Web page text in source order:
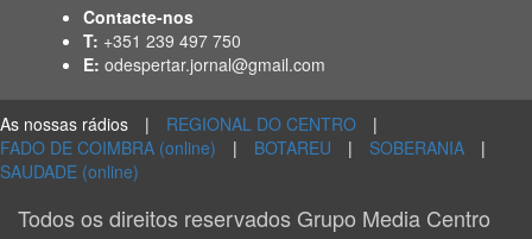
Contacte-nos
T: +351 239 497 750
E: odespertar.jornal@gmail.com
As nossas rádios | REGIONAL DO CENTRO
|
FADO DE COIMBRA (online)
| BOTAREU | SOBERANIA
|
SAUDADE (online)
Todos os direitos reservados Grupo Media Centro